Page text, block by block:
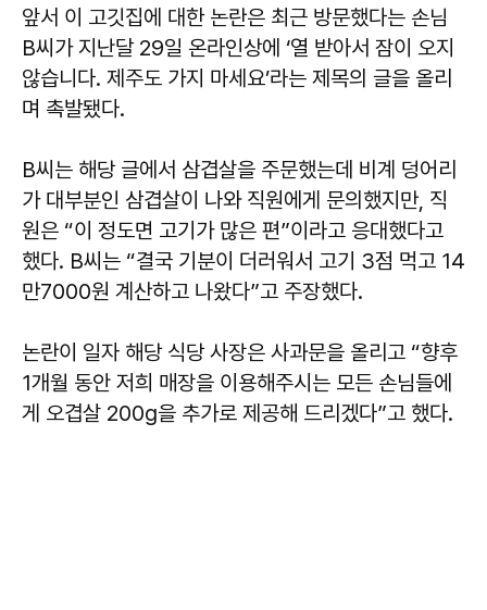
앞서 이 고깃집에 대한 논란은 최근 방문했다는 손님
B씨가 지난달 29일 온라인상에 ‘열 받아서 잠이 오지
않습니다. 제주도 가지 마세요’라는 제목의 글을 올리
며 촉발됐다.
B씨는 해당 글에서 삼겹살을 주문했는데 비계 덩어리
가 대부분인 삼겹살이 나와 직원에게 문의했지만, 직
원은 “이 정도면 고기가 많은 편”이라고 응대했다고
했다. B씨는 “결국 기분이 더러워서 고기 3점 먹고 14
만7000원 계산하고 나왔다”고 주장했다.
논란이 일자 해당 식당 사장은 사과문을 올리고 “향후
1개월 동안 저희 매장을 이용해주시는 모든 손님들에
게 오겹살 200g을 추가로 제공해 드리겠다”고 했다.